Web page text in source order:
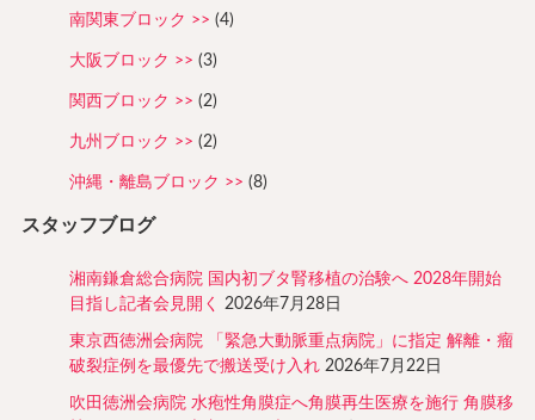
南関東ブロック (4)
大阪ブロック (3)
関西ブロック (2)
九州ブロック (2)
沖縄・離島ブロック (8)
スタッフブログ
湘南鎌倉総合病院 国内初ブタ腎移植の治験へ 2028年開始
目指し記者会見開く
2026年7月28日
東京西徳洲会病院 「緊急大動脈重点病院」に指定 解離・瘤
破裂症例を最優先で搬送受け入れ 2026年7月22日
吹田徳洲会病院 水疱性角膜症へ角膜再生医療を施行 角膜移